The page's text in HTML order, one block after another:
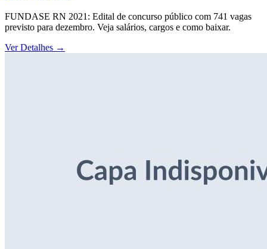
FUNDASE RN 2021: Edital de concurso público com 741 vagas
previsto para dezembro. Veja salários, cargos e como baixar.
Ver Detalhes →